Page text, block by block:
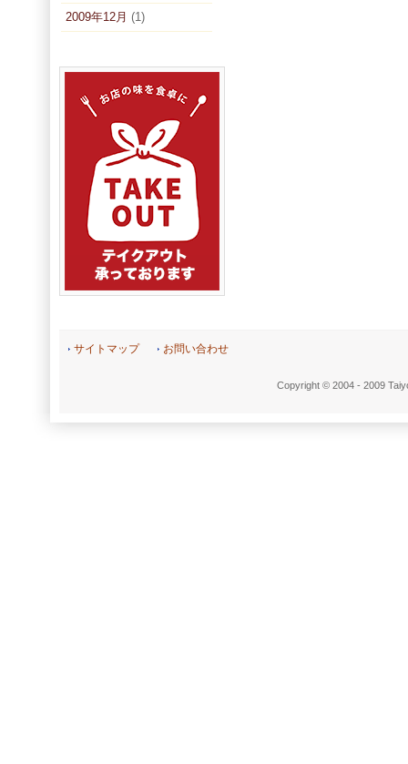
2009年12月 (1)
サイトマップ お問い合わせ
Copyright © 2004 - 2009